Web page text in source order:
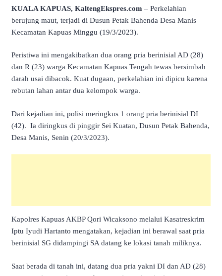
KUALA KAPUAS, KaltengEkspres.com – Perkelahian
berujung maut, terjadi di Dusun Petak Bahenda Desa Manis
Kecamatan Kapuas Minggu (19/3/2023).
Peristiwa ini mengakibatkan dua orang pria berinisial AD (28)
dan R (23) warga Kecamatan Kapuas Tengah tewas bersimbah
darah usai dibacok. Kuat dugaan, perkelahian ini dipicu karena
rebutan lahan antar dua kelompok warga.
Dari kejadian ini, polisi meringkus 1 orang pria berinisial DI
(42). Ia diringkus di pinggir Sei Kuatan, Dusun Petak Bahenda,
Desa Manis, Senin (20/3/2023).
Kapolres Kapuas AKBP Qori Wicaksono melalui Kasatreskrim
Iptu Iyudi Hartanto mengatakan, kejadian ini berawal saat pria
berinisial SG didampingi SA datang ke lokasi tanah miliknya.
Saat berada di tanah ini, datang dua pria yakni DI dan AD (28)